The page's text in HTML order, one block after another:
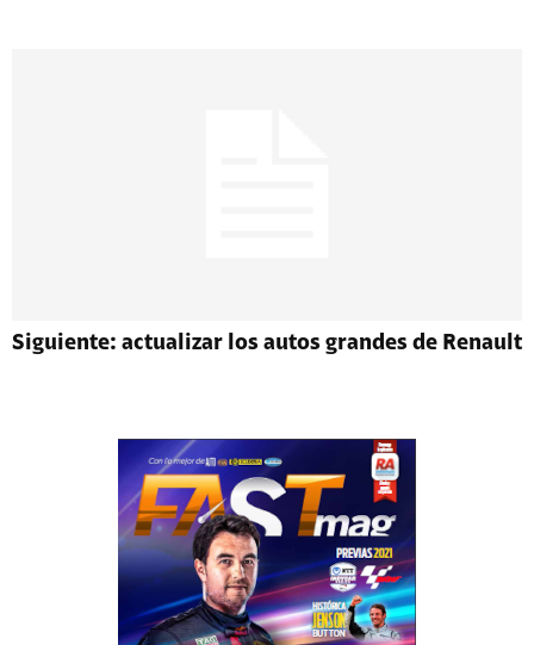
Siguiente: actualizar los autos grandes de Renault